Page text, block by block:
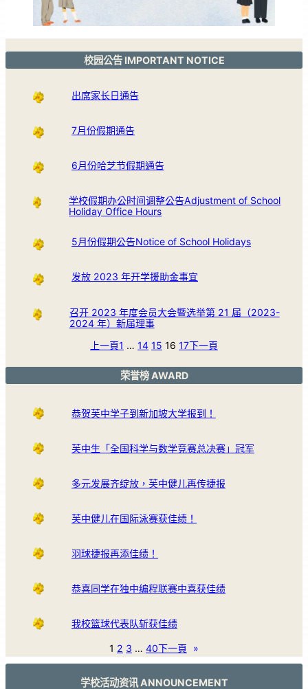
校园公告 IMPORTANT NOTICE
出席家长日通告
7月份假期通告
6月份哈芝节假期通告
学校假期办公时间调整公告Adjustment of School
Holiday Office Hours
5月份假期公告Notice of School Holidays
发放 2023 年开学援助金事宜
召开 2023 年度会员大会暨选举第 21 届（2023-
2024 年）新届理事
上一頁1 … 14 15 16 17下一頁
荣誉榜 AWARD
恭贺芙中学子到新加坡大学报到！
芙中生「全国科学与数学竞赛总决赛」冠军
多元发展齐绽放，芙中健儿再传捷报
芙中健儿在国际泳赛获佳绩！
羽球捷报再添佳绩！
恭喜同学在独中编程联赛中喜获佳绩
我校篮球代表队斩获佳绩
1 2 3 … 40下一頁 »
学校活动资讯 ANNOUNCEMENT